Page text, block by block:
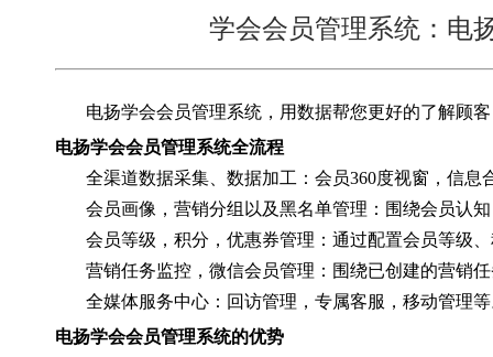
学会会员管理系统：电
电扬学会会员管理系统，用数据帮您更好的了解顾
电扬学会会员管理系统全流程
全渠道数据采集、数据加工：会员360度视窗，信
会员画像，营销分组以及黑名单管理：围绕会员认
会员等级，积分，优惠券管理：通过配置会员等级
营销任务监控，微信会员管理：围绕已创建的营销
全媒体服务中心：回访管理，专属客服，移动管理
电扬学会会员管理系统的优势